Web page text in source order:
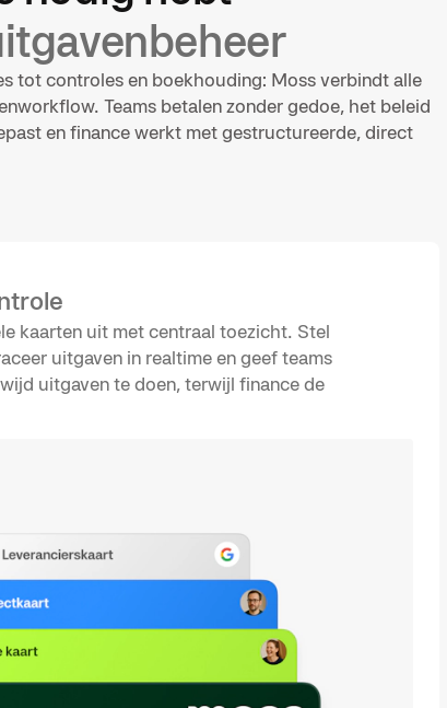
tot controles en boekhouding: Moss verbindt alle
Teams betalen zonder gedoe, het beleid
en finance werkt met gestructureerde, direct
kaarten uit met centraal toezicht. Stel
uitgaven in realtime en geef teams
uitgaven te doen, terwijl finance de